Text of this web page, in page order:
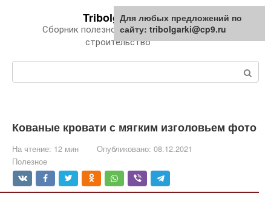
Tribolgarki.ru
Сборник полезной информации про
строительство
Кованые кровати с мягким изголовьем фото
На чтение: 12 мин Опубликовано: 08.12.2021
Полезное
Для любых предложений по
сайту: tribolgarki@cp9.ru